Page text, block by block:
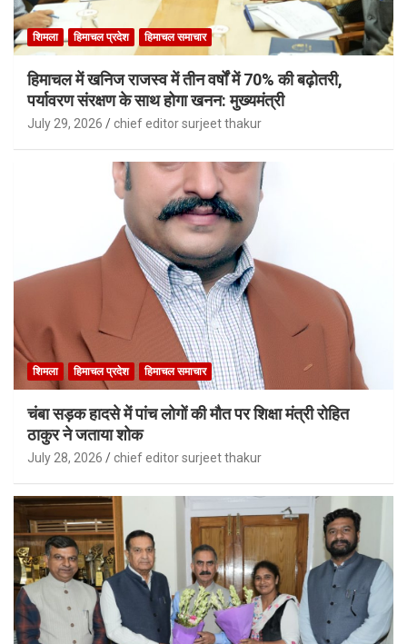
शिमला हिमाचल प्रदेश हिमाचल समाचार
हिमाचल में खनिज राजस्व में तीन वर्षों में 70% की बढ़ोतरी,
पर्यावरण संरक्षण के साथ होगा खनन: मुख्यमंत्री
July 29, 2026 chief editor surjeet thakur
शिमला हिमाचल प्रदेश हिमाचल समाचार
चंबा सड़क हादसे में पांच लोगों की मौत पर शिक्षा मंत्री रोहित
ठाकुर ने जताया शोक
July 28, 2026 chief editor surjeet thakur